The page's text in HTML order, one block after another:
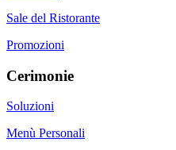
Sale del Ristorante
Promozioni
Cerimonie
Soluzioni
Menù Personali